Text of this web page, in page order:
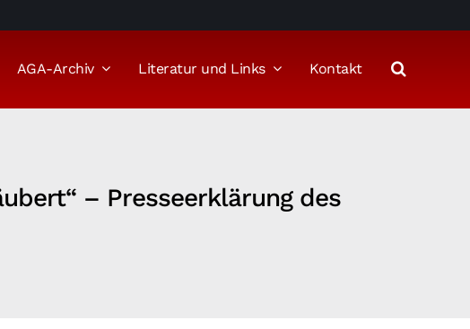
AGA-Archiv Literatur und Links Kontakt
– Presseerklärung des